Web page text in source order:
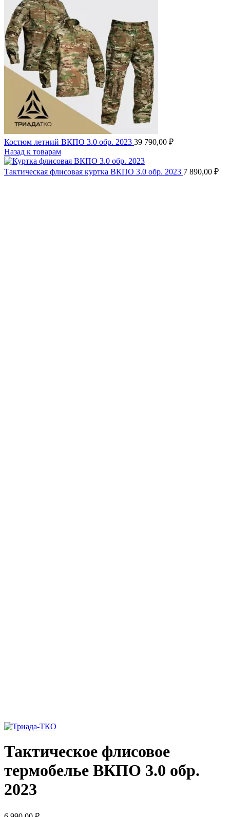
Костюм летний ВКПО 3.0 обр. 2023 39 790,00 ₽
Назад к товарам
Тактическая флисовая куртка ВКПО 3.0 обр. 2023 7 890,00 ₽
Тактическое флисовое
термобелье ВКПО 3.0 обр.
2023